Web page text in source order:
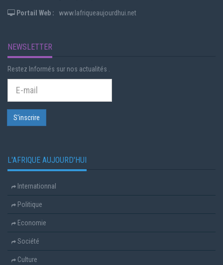
Portail Web : www.lafriqueaujourdhui.net
NEWSLETTER
Restez Informés sur nos actualités .
L'AFRIQUE AUJOURD'HUI
Internationnal
Politique
Economie
Société
Culture